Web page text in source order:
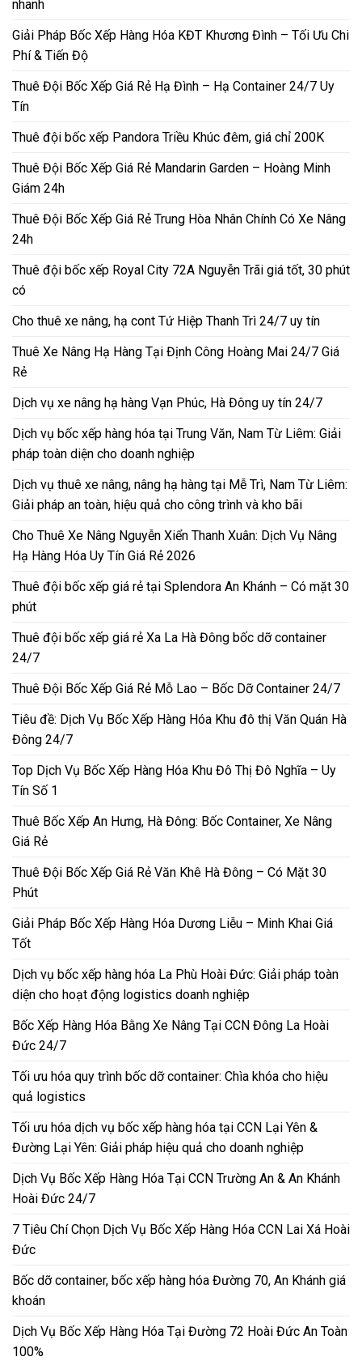
nhanh
Giải Pháp Bốc Xếp Hàng Hóa KĐT Khương Đình – Tối Ưu Chi
Phí & Tiến Độ
Thuê Đội Bốc Xếp Giá Rẻ Hạ Đình – Hạ Container 24/7 Uy
Tín
Thuê đội bốc xếp Pandora Triều Khúc đêm, giá chỉ 200K
Thuê Đội Bốc Xếp Giá Rẻ Mandarin Garden – Hoàng Minh
Giám 24h
Thuê Đội Bốc Xếp Giá Rẻ Trung Hòa Nhân Chính Có Xe Nâng
24h
Thuê đội bốc xếp Royal City 72A Nguyễn Trãi giá tốt, 30 phút
có
Cho thuê xe nâng, hạ cont Tứ Hiệp Thanh Trì 24/7 uy tín
Thuê Xe Nâng Hạ Hàng Tại Định Công Hoàng Mai 24/7 Giá
Rẻ
Dịch vụ xe nâng hạ hàng Vạn Phúc, Hà Đông uy tín 24/7
Dịch vụ bốc xếp hàng hóa tại Trung Văn, Nam Từ Liêm: Giải
pháp toàn diện cho doanh nghiệp
Dịch vụ thuê xe nâng, nâng hạ hàng tại Mễ Trì, Nam Từ Liêm:
Giải pháp an toàn, hiệu quả cho công trình và kho bãi
Cho Thuê Xe Nâng Nguyễn Xiển Thanh Xuân: Dịch Vụ Nâng
Hạ Hàng Hóa Uy Tín Giá Rẻ 2026
Thuê đội bốc xếp giá rẻ tại Splendora An Khánh – Có mặt 30
phút
Thuê đội bốc xếp giá rẻ Xa La Hà Đông bốc dỡ container
24/7
Thuê Đội Bốc Xếp Giá Rẻ Mỗ Lao – Bốc Dỡ Container 24/7
Tiêu đề: Dịch Vụ Bốc Xếp Hàng Hóa Khu đô thị Văn Quán Hà
Đông 24/7
Top Dịch Vụ Bốc Xếp Hàng Hóa Khu Đô Thị Đô Nghĩa – Uy
Tín Số 1
Thuê Bốc Xếp An Hưng, Hà Đông: Bốc Container, Xe Nâng
Giá Rẻ
Thuê Đội Bốc Xếp Giá Rẻ Văn Khê Hà Đông – Có Mặt 30
Phút
Giải Pháp Bốc Xếp Hàng Hóa Dương Liễu – Minh Khai Giá
Tốt
Dịch vụ bốc xếp hàng hóa La Phù Hoài Đức: Giải pháp toàn
diện cho hoạt động logistics doanh nghiệp
Bốc Xếp Hàng Hóa Bằng Xe Nâng Tại CCN Đông La Hoài
Đức 24/7
Tối ưu hóa quy trình bốc dỡ container: Chìa khóa cho hiệu
quả logistics
Tối ưu hóa dịch vụ bốc xếp hàng hóa tại CCN Lại Yên &
Đường Lại Yên: Giải pháp hiệu quả cho doanh nghiệp
Dịch Vụ Bốc Xếp Hàng Hóa Tại CCN Trường An & An Khánh
Hoài Đức 24/7
7 Tiêu Chí Chọn Dịch Vụ Bốc Xếp Hàng Hóa CCN Lai Xá Hoài
Đức
Bốc dỡ container, bốc xếp hàng hóa Đường 70, An Khánh giá
khoán
Dịch Vụ Bốc Xếp Hàng Hóa Tại Đường 72 Hoài Đức An Toàn
100%